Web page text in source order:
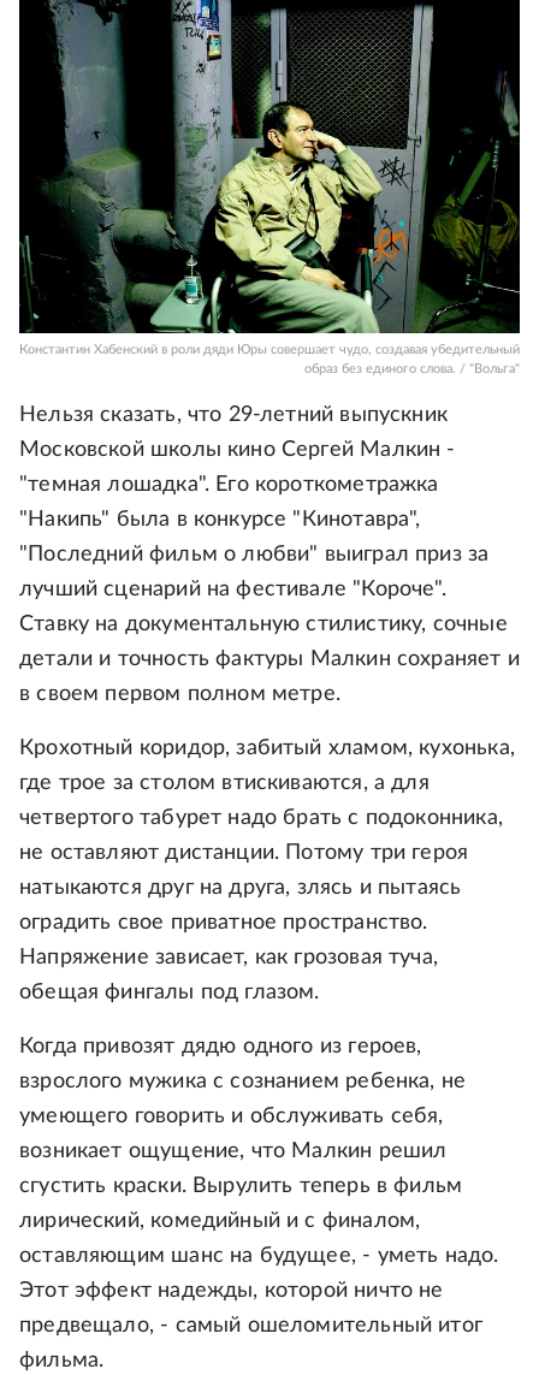
Константин Хабенский в роли дяди Юры совершает чудо, создавая убедительный
образ без единого слова. / "Вольга"
Нельзя сказать, что 29-летний выпускник
Московской школы кино Сергей Малкин -
"темная лошадка". Его короткометражка
"Накипь" была в конкурсе "Кинотавра",
"Последний фильм о любви" выиграл приз за
лучший сценарий на фестивале "Короче".
Ставку на документальную стилистику, сочные
детали и точность фактуры Малкин сохраняет и
в своем первом полном метре.
Крохотный коридор, забитый хламом, кухонька,
где трое за столом втискиваются, а для
четвертого табурет надо брать с подоконника,
не оставляют дистанции. Потому три героя
натыкаются друг на друга, злясь и пытаясь
оградить свое приватное пространство.
Напряжение зависает, как грозовая туча,
обещая фингалы под глазом.
Когда привозят дядю одного из героев,
взрослого мужика с сознанием ребенка, не
умеющего говорить и обслуживать себя,
возникает ощущение, что Малкин решил
сгустить краски. Вырулить теперь в фильм
лирический, комедийный и с финалом,
оставляющим шанс на будущее, - уметь надо.
Этот эффект надежды, которой ничто не
предвещало, - самый ошеломительный итог
фильма.